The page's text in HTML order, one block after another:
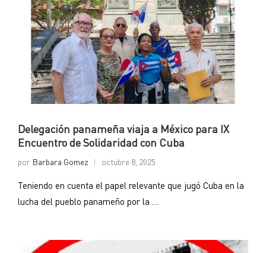
Delegación panameña viaja a México para IX
Encuentro de Solidaridad con Cuba
por Barbara Gomez octubre 8, 2025
Teniendo en cuenta el papel relevante que jugó Cuba en la
lucha del pueblo panameño por la …